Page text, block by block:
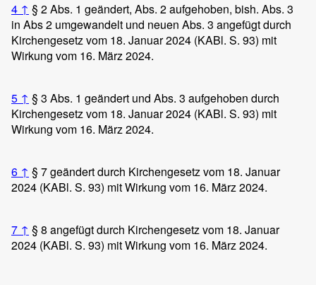
4 ↑ § 2 Abs. 1 geändert, Abs. 2 aufgehoben, bish. Abs. 3
in Abs 2 umgewandelt und neuen Abs. 3 angefügt durch
Kirchengesetz vom 18. Januar 2024 (KABl. S. 93) mit
Wirkung vom 16. März 2024.
5 ↑ § 3 Abs. 1 geändert und Abs. 3 aufgehoben durch
Kirchengesetz vom 18. Januar 2024 (KABl. S. 93) mit
Wirkung vom 16. März 2024.
6 ↑ § 7 geändert durch Kirchengesetz vom 18. Januar
2024 (KABl. S. 93) mit Wirkung vom 16. März 2024.
7 ↑ § 8 angefügt durch Kirchengesetz vom 18. Januar
2024 (KABl. S. 93) mit Wirkung vom 16. März 2024.